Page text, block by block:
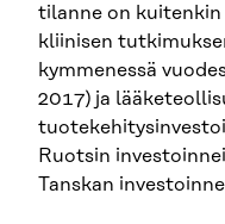
tilanne on kuitenkin
kliinisen
kymmenessä
2017) ja
Ruotsin
Tanskan